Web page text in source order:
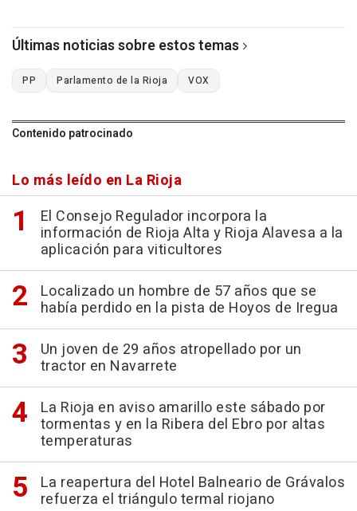
Últimas noticias sobre estos temas
PP Parlamento de la Rioja VOX
Contenido patrocinado
Lo más leído en La Rioja
El Consejo Regulador incorpora la
información de Rioja Alta y Rioja Alavesa a la
aplicación para viticultores
Localizado un hombre de 57 años que se
había perdido en la pista de Hoyos de Iregua
Un joven de 29 años atropellado por un
tractor en Navarrete
La Rioja en aviso amarillo este sábado por
tormentas y en la Ribera del Ebro por altas
temperaturas
La reapertura del Hotel Balneario de Grávalos
refuerza el triángulo termal riojano